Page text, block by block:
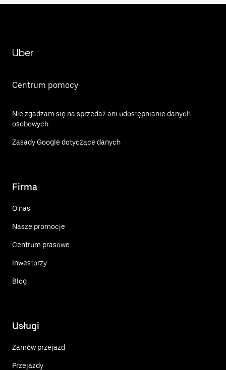
Uber
Centrum pomocy
Nie zgadzam się na sprzedaż ani udostępnianie danych
osobowych
Zasady Google dotyczące danych
Firma
O nas
Nasze promocje
Centrum prasowe
Inwestorzy
Blog
Usługi
Zamów przejazd
Przejazdy